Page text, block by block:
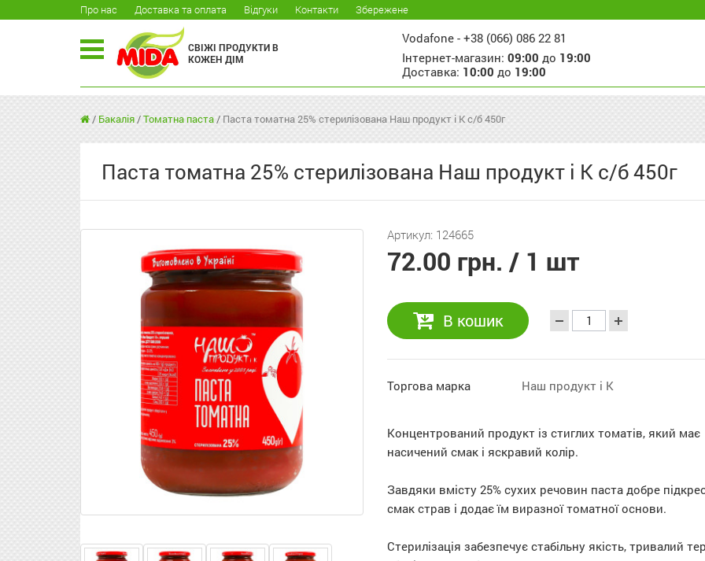
Про нас Доставка та оплата Відгуки Контакти Збережене
СВІЖІ ПРОДУКТИ В
КОЖЕН ДІМ
Vodafone - +38 (066) 086 22 81
Інтернет-магазин: 09:00 до 19:00
Доставка: 10:00 до 19:00
/ Бакалія/Томатна паста/ Паста томатна 25% стерилізована Наш продукт і К с/б 450г
Паста томатна 25% стерилізована Наш продукт і К с/б 450г
Артикул: 124665
72.00 грн. / 1 шт
В кошик
Торгова марка Наш продукт і К
Концентрований продукт із стиглих томатів, який має
насичений смак і яскравий колір.
Завдяки вмісту 25% сухих речовин паста добре
смак страв і додає їм виразної томатної основи.
Стерилізація забезпечує стабільну якість, тривалий